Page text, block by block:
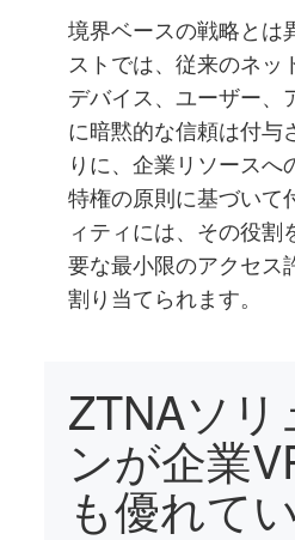
境界ベースの戦略とは
ストでは、従来のネッ
デバイス、ユーザー、
に暗黙的な信頼は付与
りに、企業リソースへ
特権の原則に基づいて
ィティには、その役割
要な最小限のアクセス
割り当てられます。
ZTNAソリ
ンが企業
も優れて